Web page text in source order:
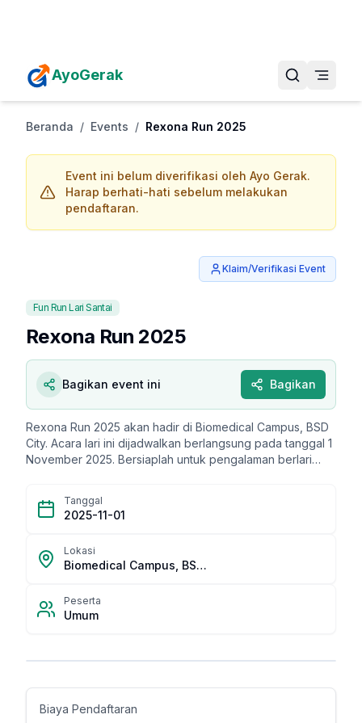
AyoGerak
Beranda / Events / Rexona Run 2025
Event ini belum diverifikasi oleh Ayo Gerak.
Harap berhati-hati sebelum melakukan
pendaftaran.
Klaim/Verifikasi Event
Fun Run Lari Santai
Rexona Run 2025
Bagikan event ini Bagikan
Rexona Run 2025 akan hadir di Biomedical Campus, BSD
City. Acara lari ini dijadwalkan berlangsung pada tanggal 1
November 2025. Bersiaplah untuk pengalaman berlari
Tanggal
2025-11-01
Lokasi
Biomedical Campus, BSD City
Peserta
Umum
Biaya Pendaftaran